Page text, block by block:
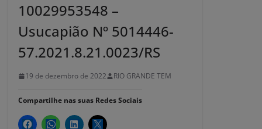
10029953548 –
Usucapião Nº 5014446-
57.2021.8.21.0023/RS
19 de dezembro de 2022 RIO GRANDE TEM
Compartilhe nas suas Redes Sociais